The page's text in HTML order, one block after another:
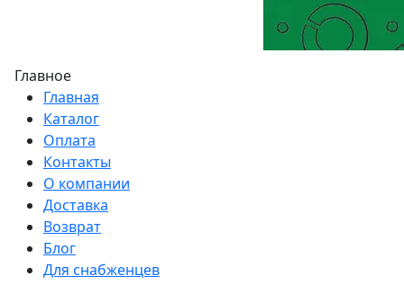
Главное
Главная
Каталог
Оплата
Контакты
О компании
Доставка
Возврат
Блог
Для снабженцев